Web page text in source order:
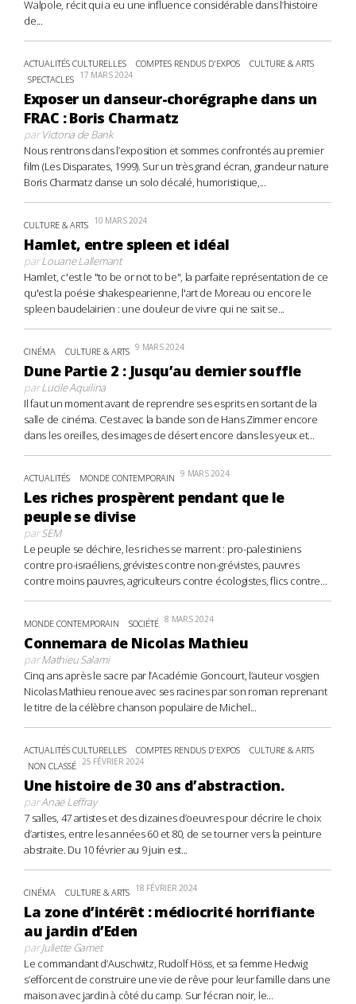
Walpole, récit qui a eu une influence considérable dans l’histoire
de...
ACTUALITÉS CULTURELLES COMPTES RENDUS D'EXPOS
CULTURE & ARTS
SPECTACLES 17 MARS 2024
Exposer un danseur-chorégraphe dans un
FRAC : Boris Charmatz
parVictoria de Bank
Nous rentrons dans l’exposition et sommes confrontés au premier
film (Les Disparates, 1999). Sur un très grand écran, grandeur nature
Boris Charmatz danse un solo décalé, humoristique,...
CULTURE & ARTS 10 MARS 2024
Hamlet, entre spleen et idéal
parLouane Lallemant
Hamlet, c'est le "to be or not to be", la parfaite représentation de ce
qu'est la poésie shakespearienne, l'art de Moreau ou encore le
spleen baudelairien : une douleur de vivre qui ne sait se...
CINÉMA CULTURE & ARTS 9 MARS 2024
Dune Partie 2 : Jusqu’au dernier souffle
parLucile Aquilina
Il faut un moment avant de reprendre ses esprits en sortant de la
salle de cinéma. C’est avec la bande son de Hans Zimmer encore
dans les oreilles, des images de désert encore dans les yeux et...
ACTUALITÉS MONDE CONTEMPORAIN 9 MARS 2024
Les riches prospèrent pendant que le
peuple se divise
parSEM
Le peuple se déchire, les riches se marrent : pro-palestiniens
contre pro-israéliens, grévistes contre non-grévistes, pauvres
contre moins pauvres, agriculteurs contre écologistes, flics contre...
MONDE CONTEMPORAIN SOCIÉTÉ 8 MARS 2024
Connemara de Nicolas Mathieu
parMathieu Salami
Cinq ans après le sacre par l’Académie Goncourt, l’auteur vosgien
Nicolas Mathieu renoue avec ses racines par son roman reprenant
le titre de la célèbre chanson populaire de Michel...
ACTUALITÉS CULTURELLES COMPTES RENDUS D'EXPOS
CULTURE & ARTS
NON CLASSÉ 25 FÉVRIER 2024
Une histoire de 30 ans d’abstraction.
parAnaë Leffray
7 salles, 47 artistes et des dizaines d’oeuvres pour décrire le choix
d’artistes, entre les années 60 et 80, de se tourner vers la peinture
abstraite. Du 10 février au 9 juin est...
CINÉMA CULTURE & ARTS 18 FÉVRIER 2024
La zone d’intérêt : médiocrité horrifiante
au jardin d’Eden
parJuliette Gamet
Le commandant d’Auschwitz, Rudolf Höss, et sa femme Hedwig
s’efforcent de construire une vie de rêve pour leur famille dans une
maison avec jardin à côté du camp. Sur l’écran noir, le...